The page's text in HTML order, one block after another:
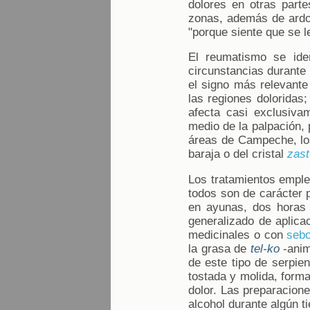
dolores en otras
zonas, además de
"porque siente que se
El reumatismo se
circunstancias
el signo más
las regiones
afecta casi
medio de la
áreas de Campeche,
baraja o del cristal
Los tratamientos
todos son de carácter
en ayunas, dos
generalizado de
medicinales o con
la grasa de tel-ko-
de este tipo de
tostada y molida,
dolor. Las
alcohol durante algún